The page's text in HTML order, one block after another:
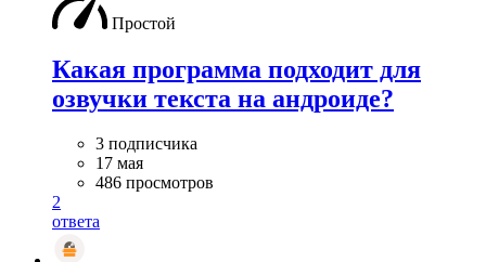
Простой
Какая программа подходит для
озвучки текста на андроиде?
3 подписчика
17 мая
486 просмотров
2
ответа